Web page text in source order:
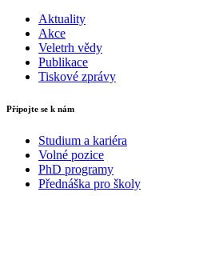
Aktuality
Akce
Veletrh vědy
Publikace
Tiskové zprávy
Připojte se k nám
Studium a kariéra
Volné pozice
PhD programy
Přednáška pro školy